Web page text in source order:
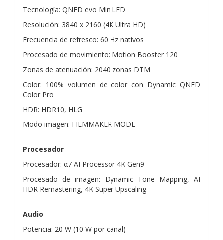
Tecnología: QNED evo MiniLED
Resolución: 3840 x 2160 (4K Ultra HD)
Frecuencia de refresco: 60 Hz nativos
Procesado de movimiento: Motion Booster 120
Zonas de atenuación: 2040 zonas DTM
Color: 100% volumen de color con Dynamic QNED
Color Pro
HDR: HDR10, HLG
Modo imagen: FILMMAKER MODE
Procesador
Procesador: α7 AI Processor 4K Gen9
Procesado de imagen: Dynamic Tone Mapping, AI
HDR Remastering, 4K Super Upscaling
Audio
Potencia: 20 W (10 W por canal)